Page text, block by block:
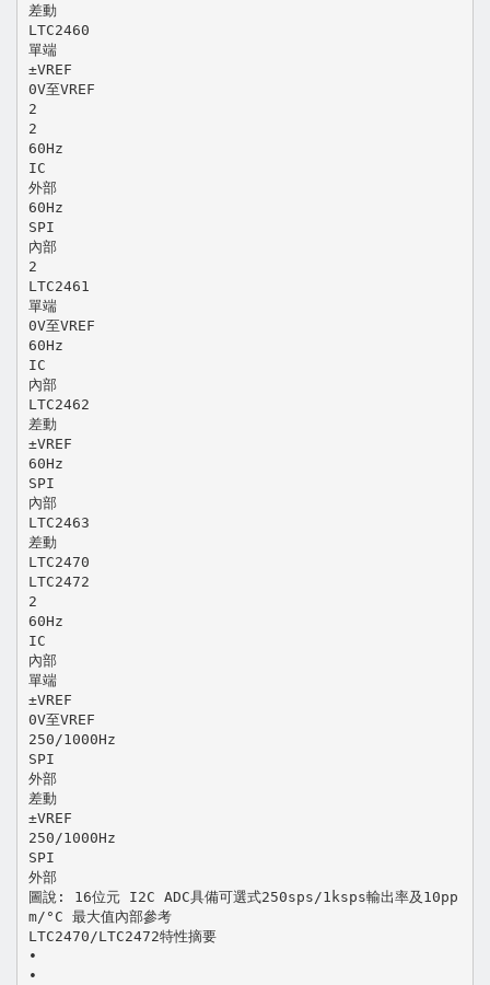
差動
LTC2460
單端
±VREF
0V至VREF
2
2
60Hz
IC
外部
60Hz
SPI
內部
2
LTC2461
單端
0V至VREF
60Hz
IC
內部
LTC2462
差動
±VREF
60Hz
SPI
內部
LTC2463
差動
LTC2470
LTC2472
2
60Hz
IC
內部
單端
±VREF
0V至VREF
250/1000Hz
SPI
外部
差動
±VREF
250/1000Hz
SPI
外部
圖說: 16位元 I2C ADC具備可選式250sps/1ksps輸出率及10pp
m/°C 最大值內部參考
LTC2470/LTC2472特性摘要
•
•